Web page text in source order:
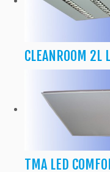
CLEANROOM 2L
TMA LED